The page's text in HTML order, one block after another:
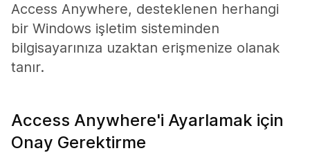
Access Anywhere, desteklenen herhangi
bir Windows işletim sisteminden
bilgisayarınıza uzaktan erişmenize olanak
tanır.
Access Anywhere'i Ayarlamak için
Onay Gerektirme